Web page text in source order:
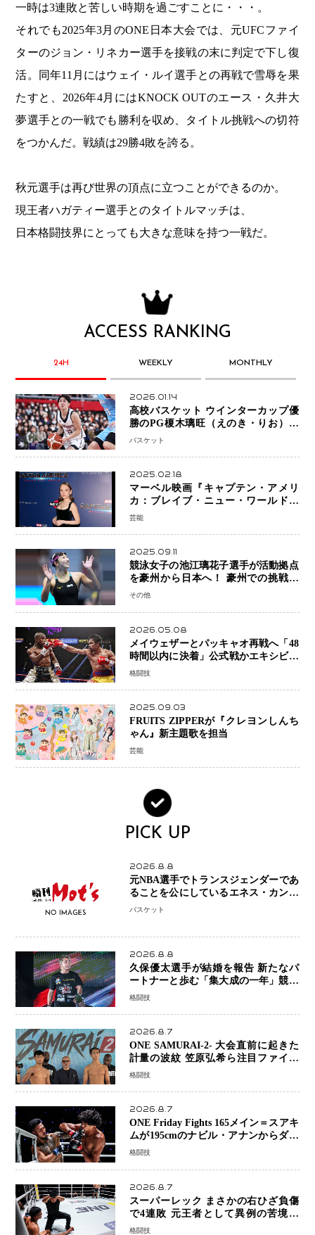
一時は3連敗と苦しい時期を過ごすことに・・・。
それでも2025年3月のONE日本大会では、元UFCファイ
ターのジョン・リネカー選手を接戦の末に判定で下し復
活。同年11月にはウェイ・ルイ選手との再戦で雪辱を果
たすと、2026年4月にはKNOCK OUTのエース・久井大
夢選手との一戦でも勝利を収め、タイトル挑戦への切符
をつかんだ。戦績は29勝4敗を誇る。
秋元選手は再び世界の頂点に立つことができるのか。
現王者ハガティー選手とのタイトルマッチは、
日本格闘技界にとっても大きな意味を持つ一戦だ。
ACCESS RANKING
24H WEEKLY MONTHLY
2026.01.14
高校バスケット ウインターカップ優
勝のPG榎木璃旺（えのき・りお）が
プロの現場へ―。
バスケット
2025.02.18
マーベル映画『キャプテン・アメリ
カ：ブレイブ・ニュー・ワールド』
新ブラック・ウィドウ役のシラ・ハー
芸能
2025.09.11
競泳女子の池江璃花子選手が活動拠点
を豪州から日本へ！ 豪州での挑戦を
糧に、28年ロサンゼルス五輪へ再始動
その他
2026.05.08
メイウェザーとパッキャオ再戦へ「48
時間以内に決着」公式戦かエキシビシ
ョンか混迷続く
格闘技
2025.09.03
FRUITS ZIPPERが『クレヨンしんち
ゃん』新主題歌を担当
芸能
PICK UP
2026.8.8
元NBA選手でトランスジェンダーであ
ることを公にしているエネス・カンタ
ーがWNBAドラフト参戦を表明「参加
バスケット
2026.8.8
久保優太選手が結婚を報告 新たなパ
ートナーと歩む「集大成の一年」競技
生活を支える存在に感謝
格闘技
2026.8.7
ONE SAMURAI-2- 大会直前に起きた
計量の波紋 笠原弘希ら注目ファイタ
ーは契約体重で決戦へ、山本歩夢と平
格闘技
2026.8.7
ONE Friday Fights 165メイン＝スアキ
ムが195cmのナビル・アナンからダウ
ン奪取！猛反撃を耐え抜き判定勝利、
格闘技
2026.8.7
スーパーレック まさかの右ひざ負傷
で4連敗 元王者として異例の苦境…
「アクシデント」でも消えない危険信
格闘技